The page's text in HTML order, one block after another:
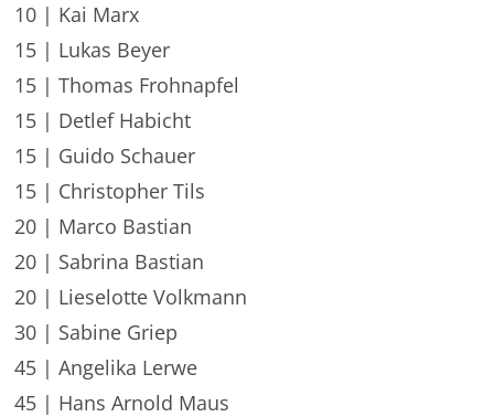
10 | Kai Marx
15 | Lukas Beyer
15 | Thomas Frohnapfel
15 | Detlef Habicht
15 | Guido Schauer
15 | Christopher Tils
20 | Marco Bastian
20 | Sabrina Bastian
20 | Lieselotte Volkmann
30 | Sabine Griep
45 | Angelika Lerwe
45 | Hans Arnold Maus